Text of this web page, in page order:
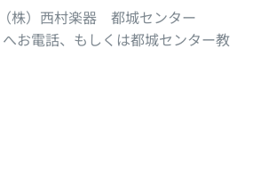
株）西村楽器 都城センター
お電話、もしくは都城センター教